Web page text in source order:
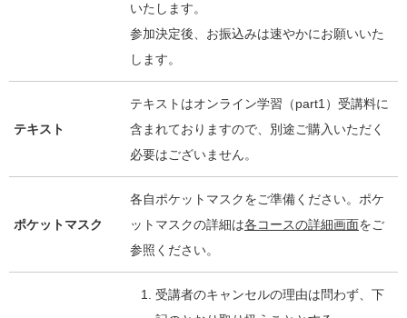
いたします。
参加決定後、お振込みは速やかにお願いいた
します。
テキスト
テキストはオンライン学習（part1）受講料に
含まれておりますので、別途ご購入いただく
必要はございません。
ポケットマスク
各自ポケットマスクをご準備ください。ポケ
ットマスクの詳細は各コースの詳細画面をご
参照ください。
受講者のキャンセルの理由は問わず、下